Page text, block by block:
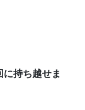
持ち越せま